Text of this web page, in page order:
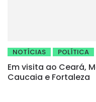
NOTÍCIAS POLÍTICA
Em visita ao Ceará,
Caucaia e Fortaleza